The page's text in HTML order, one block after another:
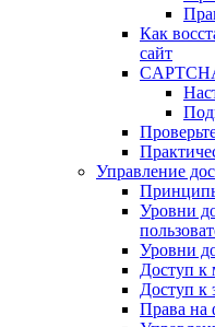
Как
сайт
Управление
Уровни
Уровни
Доступ к
Доступ к
Права на